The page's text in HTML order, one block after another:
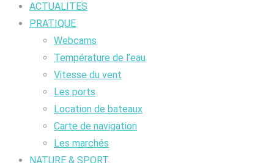
ACTUALITES
PRATIQUE
Webcams
Température de l’eau
Vitesse du vent
Les ports
Location de bateaux
Carte de navigation
Les marchés
NATURE & SPORT